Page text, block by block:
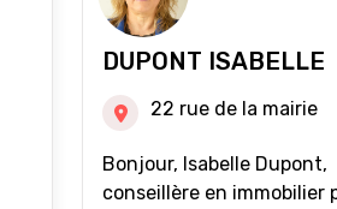
DUPONT ISABELLE
22 rue de la mairie
Bonjour, Isabelle Dupont,
conseillère en immobilier